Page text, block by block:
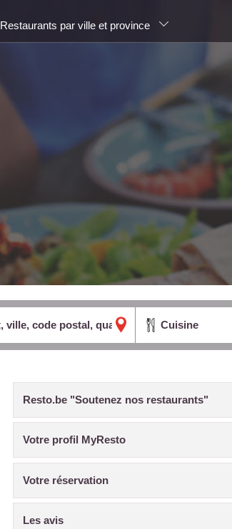
Restaurants par ville et province
Cuisine
Resto.be "Soutenez nos restaurants"
Votre profil MyResto
Votre réservation
Les avis